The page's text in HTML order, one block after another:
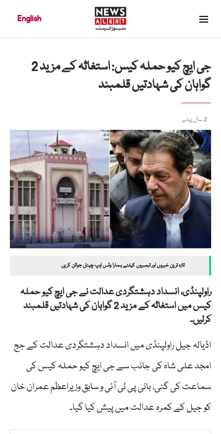
English
جی ایچ کیو حملہ کیس: استغاثہ کے مزید 2
گواہان کی شہادتیں قلمبند
2 سال پہلے
تازہ ترین خبروں اور تبصروں کیلئے ہمارا وٹس ایپ چینل جوائن کریں
راولپنڈی، انسداد دہشتگردی عدالت نے جی ایچ کیو حملہ
کیس میں استغاثہ کے مزید 2 گواہان کی شہادتیں قلمبند
کرلیں۔
اڈیالہ جیل راولپنڈی میں انسداد دہشتگردی عدالت کے جج
امجد علی شاہ کی جانب سے جی ایچ کیو حملہ کیس کی
سماعت کی گئی، بانی پی ٹی آئی و سابق وزیراعظم عمران خان
کو جیل کے کمرہ عدالت میں پیش کیا گیا۔